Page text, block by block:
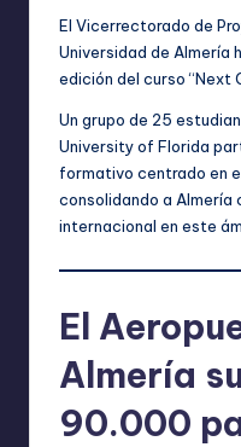
El Vicerrectorado de
Universidad de Almería
edición del curso “Next
Un grupo de 25
University of Florida
formativo centrado en
consolidando a
internacional en este
El
Almería
90.000